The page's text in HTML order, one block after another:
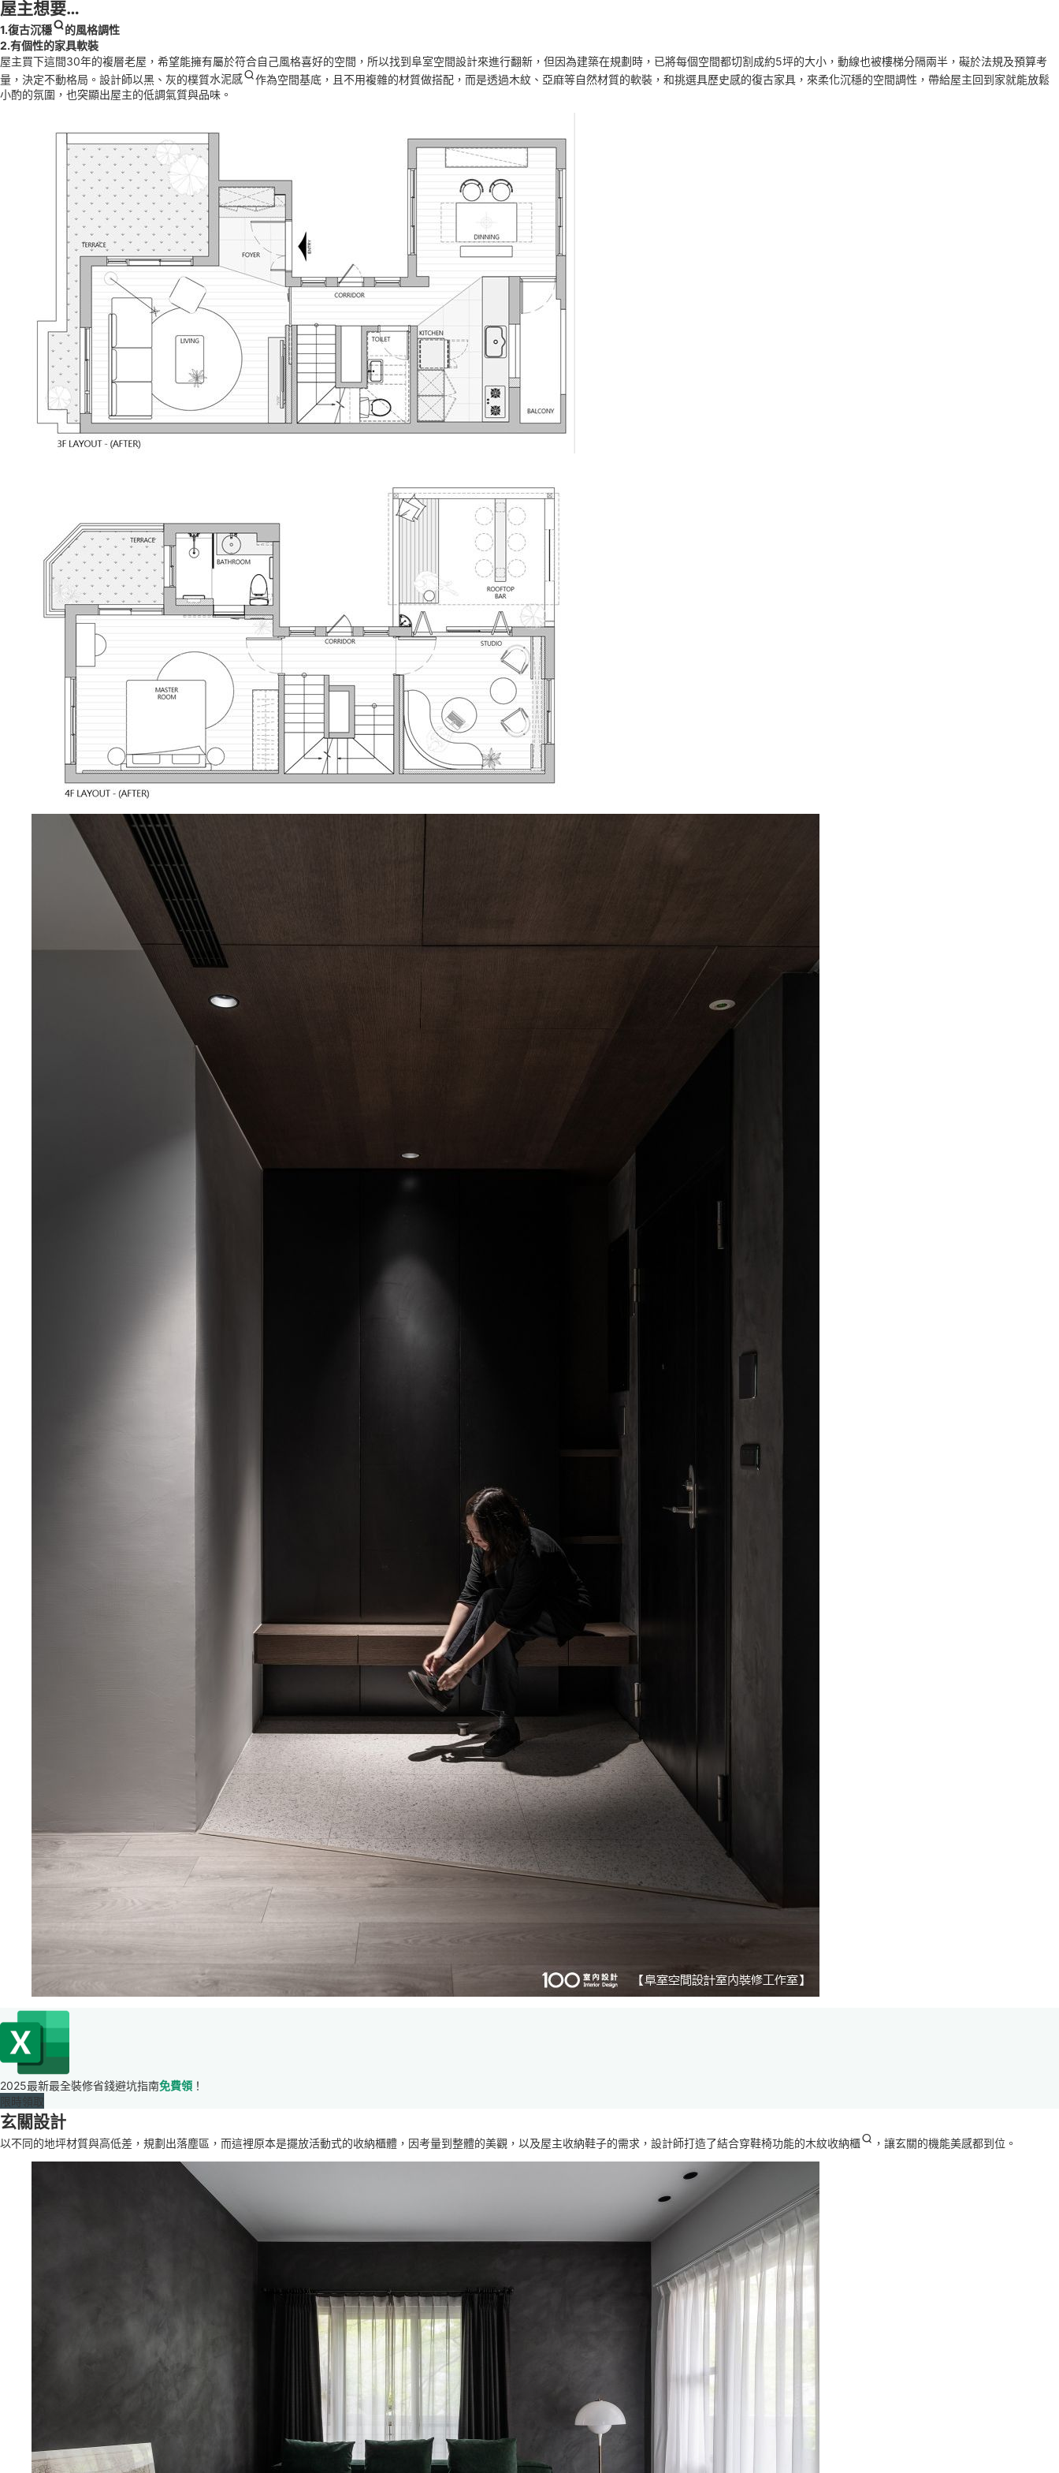
屋主想要…
1.復古沉穩
的風格調性
2.有個性的家具軟裝
屋主買下這間30年的複層老屋，希望能擁有屬於符合自己風格喜好的空間，所以找到阜室空間設計來進行翻新，但因為建築在規劃時，已將每個空間都切割成約5坪的大小，動線也被樓梯分隔兩半，礙於法規及預算考
量，決定不動格局。設計師以黑、灰的樸質水泥感
作為空間基底，且不用複雜的材質做搭配，而是透過木紋、亞麻等自然材質的軟裝，和挑選具歷史感的復古家具，來柔化沉穩的空間調性，帶給屋主回到家就能放鬆
小酌的氛圍，也突顯出屋主的低調氣質與品味。
2025最新最全裝修省錢避坑指南免費領 ！
限時領取
玄關設計
以不同的地坪材質與高低差，規劃出落塵區，而這裡原本是擺放活動式的收納櫃體，因考量到整體的美觀，以及屋主收納鞋子的需求，設計師打造了結合穿鞋椅功能的木紋收納櫃 ，讓玄關的機能美感都到位。